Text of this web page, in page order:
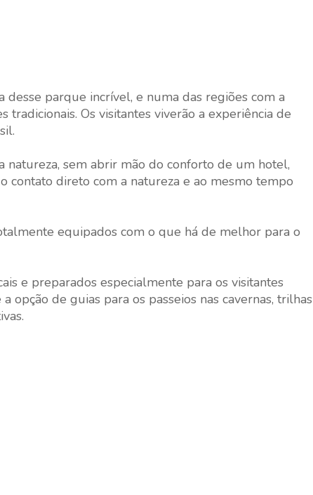
parque incrível, e numa das regiões com a
tradicionais. Os visitantes viverão a experiência de
sem abrir mão do conforto de um hotel,
direto com a natureza e ao mesmo tempo
equipados com o que há de melhor para o
e preparados especialmente para os visitantes
de guias para os passeios nas cavernas, trilhas